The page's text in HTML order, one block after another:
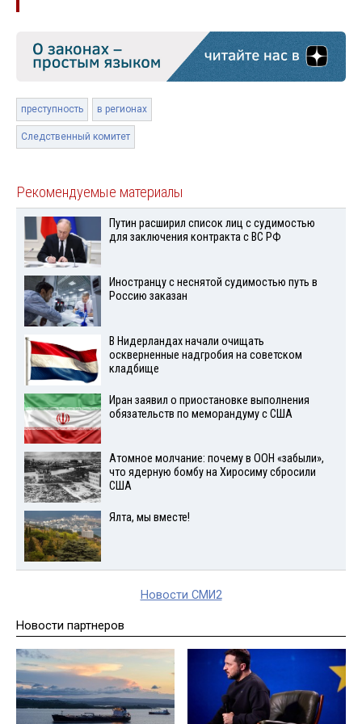
преступность в регионах
Следственный комитет
Рекомендуемые материалы
Путин расширил список лиц с судимостью
для заключения контракта с ВС РФ
Иностранцу с неснятой судимостью путь в
Россию заказан
В Нидерландах начали очищать
оскверненные надгробия на советском
кладбище
Иран заявил о приостановке выполнения
обязательств по меморандуму с США
Атомное молчание: почему в ООН «забыли»,
что ядерную бомбу на Хиросиму сбросили
США
Ялта, мы вместе!
Новости СМИ2
Новости партнеров